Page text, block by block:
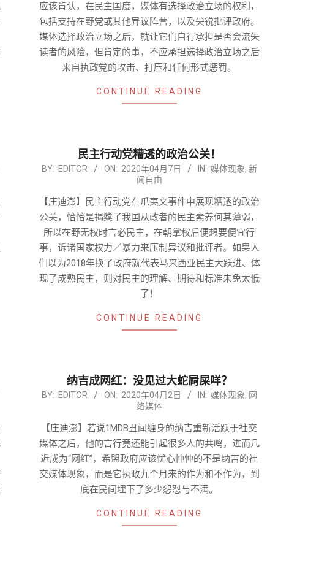
应该肯认，在民主国度，媒体有选择政治立场的权利，
包括支持在野党或其他异议阵营，以及尖锐批评政府。
媒体选择政治立场之后，就让它们自行承担是否会流失
读者的风险，但肯定的事，不应承担选择政治立场之后
来自执政党的攻击、打压和任何形式惩罚。
CONTINUE READING
民主行动党糟透的政治公关！
2020-
07
BY: EDITOR ON: 2020年04月7日 IN: 媒体现象, 新
闻自由
【庄迪澎】民主行动党在爪夷文事件中展现糟透的政治
公关，恰恰是揭橥了我国从政者的民主素养何其薄弱，
所以在野无权时言必民主，在朝掌权后便想要便宜行
事，诉诸国家权力／暴力来压制异议和批评者。如果人
们以为2018年换了政府就代表马来西亚民主大跃进、体
现了成熟民主，则对民主的理解、期待和标准未免太低
了！
CONTINUE READING
纳吉成网红：没见过大蛇屙屎咩？
2020-
BY: EDITOR ON: 2020年04月2日 IN: 媒体现象, 网
络媒体
【庄迪澎】若说1MDB丑闻缠身的纳吉重新活跃于社交
媒体之后，他的言行竟还能引起很多人的共鸣，进而几
近成为“网红”，希盟政府应该忧心忡忡的不是纳吉的社
交媒体现象，而是它执政九个月来的作为和不作为，到
底在民间埋下了多少怨怼与不满。
CONTINUE READING